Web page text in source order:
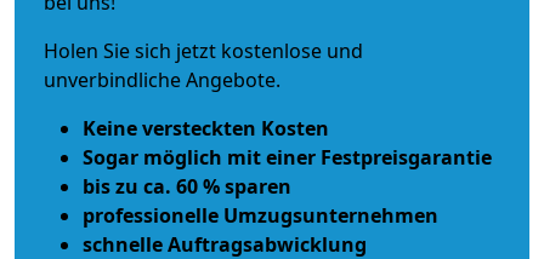
Holen Sie sich jetzt kostenlose und
unverbindliche Angebote.
Keine versteckten Kosten
Sogar möglich mit einer Festpreisgarantie
bis zu ca. 60 % sparen
professionelle Umzugsunternehmen
schnelle Auftragsabwicklung